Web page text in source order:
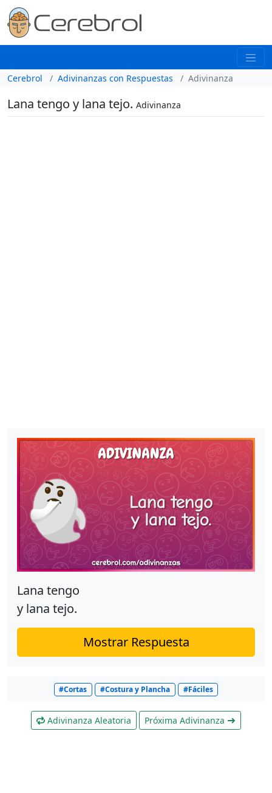
Cerebrol Adivinanzas con Respuestas Adivinanza
Lana tengo y lana tejo. Adivinanza
Lana tengo
y lana tejo.
Mostrar Respuesta
#Cortas #Costura y Plancha #Fáciles
Adivinanza Aleatoria Próxima Adivinanza